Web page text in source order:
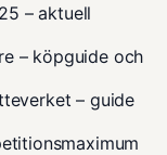
– aktuell
– köpguide och
– guide